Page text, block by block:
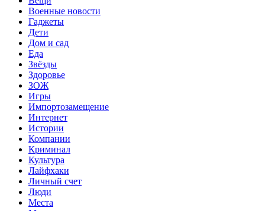
Военные новости
Гаджеты
Дети
Дом и сад
Еда
Звёзды
Здоровье
ЗОЖ
Игры
Импортозамещение
Интернет
Истории
Компании
Криминал
Культура
Лайфхаки
Личный счет
Люди
Места